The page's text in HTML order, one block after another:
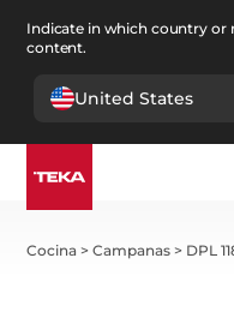
Indicate in which country or
content.
United States
Cocina >Campanas > DPL